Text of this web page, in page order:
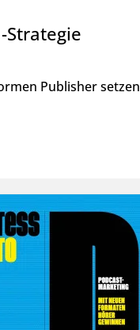
Strategie
Publisher setzen